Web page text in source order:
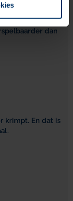
dan
krimpt. En dat is